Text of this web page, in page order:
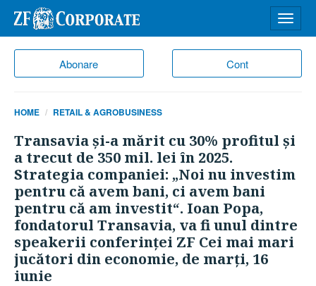
Abonare Cont
meniu
HOME RETAIL & AGROBUSINESS
Transavia şi-a mărit cu 30% profitul şi
a trecut de 350 mil. lei în 2025.
Strategia companiei: „Noi nu investim
pentru că avem bani, ci avem bani
pentru că am investit“. Ioan Popa,
fondatorul Transavia, va fi unul dintre
speakerii conferinţei ZF Cei mai mari
jucători din economie, de marţi, 16
iunie